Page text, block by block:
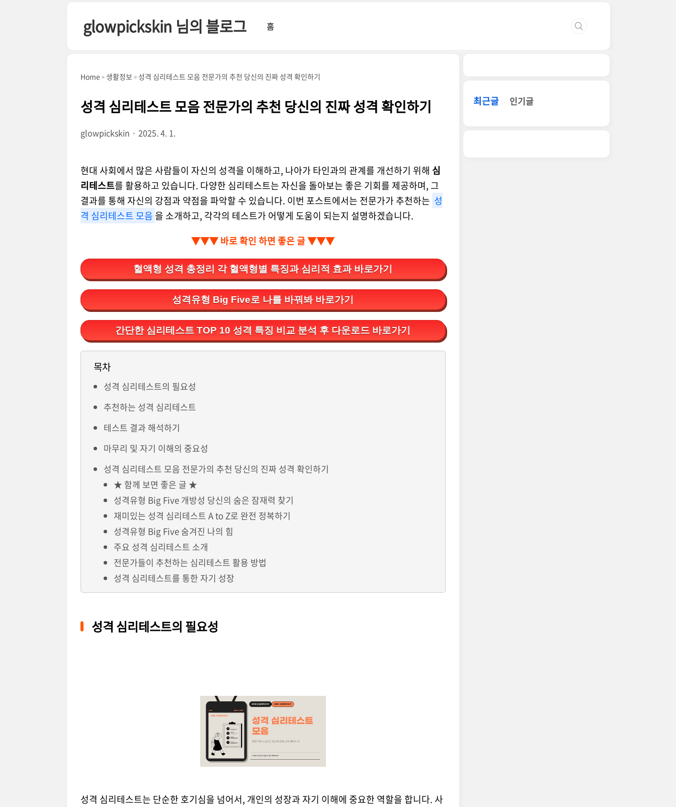
glowpickskin 님의 블로그 홈
Home 생활정보 성격 심리테스트 모음 전문가의 추천 당신의 진짜 성격 확인하기
성격 심리테스트 모음 전문가의 추천 당신의 진짜 성격 확인하기
glowpickskin 2025. 4. 1.
현대 사회에서 많은 사람들이 자신의 성격을 이해하고, 나아가 타인과의 관계를 개선하기 위해 심
리테스트를 활용하고 있습니다. 다양한 심리테스트는 자신을 돌아보는 좋은 기회를 제공하며, 그
결과를 통해 자신의 강점과 약점을 파악할 수 있습니다. 이번 포스트에서는 전문가가 추천하는 성
격 심리테스트 모음 을 소개하고, 각각의 테스트가 어떻게 도움이 되는지 설명하겠습니다.
▼▼▼ 바로 확인 하면 좋은 글 ▼▼▼
혈액형 성격 총정리 각 혈액형별 특징과 심리적 효과 바로가기
성격유형 Big Five로 나를 바꿔봐 바로가기
간단한 심리테스트 TOP 10 성격 특징 비교 분석 후 다운로드 바로가기
목차
성격 심리테스트의 필요성
추천하는 성격 심리테스트
테스트 결과 해석하기
마무리 및 자기 이해의 중요성
성격 심리테스트 모음 전문가의 추천 당신의 진짜 성격 확인하기
★ 함께 보면 좋은 글 ★
성격유형 Big Five 개방성 당신의 숨은 잠재력 찾기
재미있는 성격 심리테스트 A to Z로 완전 정복하기
성격유형 Big Five 숨겨진 나의 힘
주요 성격 심리테스트 소개
전문가들이 추천하는 심리테스트 활용 방법
성격 심리테스트를 통한 자기 성장
성격 심리테스트의 필요성
성격 심리테스트는 단순한 호기심을 넘어서, 개인의 성장과 자기 이해에 중요한 역할을 합니다. 사
최근글 인기글